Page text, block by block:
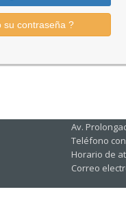
su contraseña ?
Av.
Teléfono
Horario de
Correo